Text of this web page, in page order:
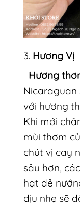
3. Hương Vị
Hương
Nicaraguan
với hương
Khi mới
mùi thơm
chút vị cay
sâu hơn,
hạt dẻ
dịu nhẹ sẽ